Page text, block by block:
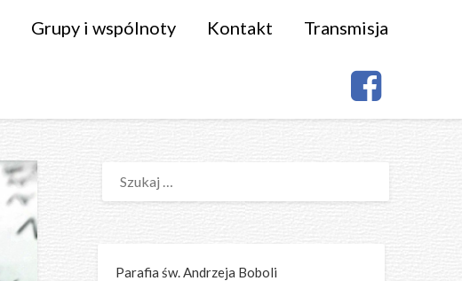
Grupy i wspólnoty Kontakt Transmisja
Parafia św. Andrzeja Boboli